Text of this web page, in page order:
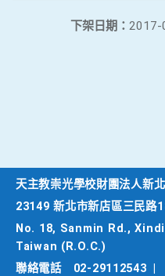
下架日期： 2017-
天主教崇光學校財團法人新
23149 新北市新店區三民路
No. 18, Sanmin Rd.,
Taiwan (R.O.C.)
聯絡電話
02-29112543